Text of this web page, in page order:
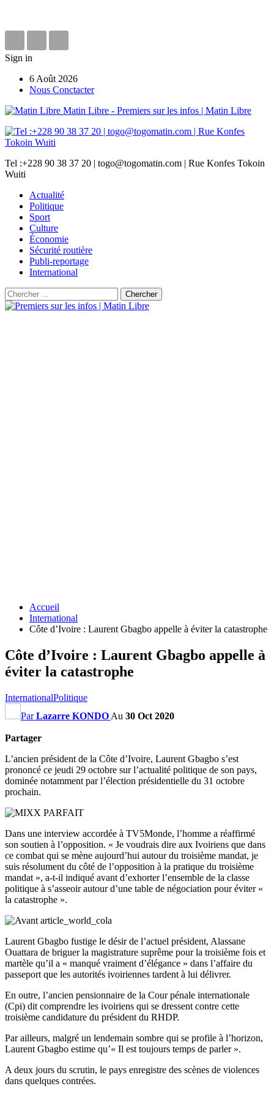
Sign in
6 Août 2026
Nous Conctacter
Matin Libre - Premiers sur les infos | Matin Libre
Tel :+228 90 38 37 20 | togo@togomatin.com | Rue Konfes Tokoin
Wuiti
Actualité
Politique
Sport
Culture
Économie
Sécurité routière
Publi-reportage
International
Accueil
International
Côte d’Ivoire : Laurent Gbagbo appelle à éviter la catastrophe
Côte d’Ivoire : Laurent Gbagbo appelle à
éviter la catastrophe
InternationalPolitique
ParLazarre KONDO Au 30 Oct 2020
Partager
L’ancien président de la Côte d’Ivoire, Laurent Gbagbo s’est
prononcé ce jeudi 29 octobre sur l’actualité politique de son pays,
dominée notamment par l’élection présidentielle du 31 octobre
prochain.
Dans une interview accordée à TV5Monde, l’homme a réaffirmé
son soutien à l’opposition. « Je voudrais dire aux Ivoiriens que dans
ce combat qui se mène aujourd’hui autour du troisième mandat, je
suis résolument du côté de l’opposition à la pratique du troisième
mandat », a-t-il indiqué avant d’exhorter l’ensemble de la classe
politique à s’asseoir autour d’une table de négociation pour éviter «
la catastrophe ».
Laurent Gbagbo fustige le désir de l’actuel président, Alassane
Ouattara de briguer la magistrature suprême pour la troisième fois et
martèle qu’il a « manqué vraiment d’élégance » dans l’affaire du
passeport que les autorités ivoiriennes tardent à lui délivrer.
En outre, l’ancien pensionnaire de la Cour pénale internationale
(Cpi) dit comprendre les ivoiriens qui se dressent contre cette
troisième candidature du président du RHDP.
Par ailleurs, malgré un lendemain sombre qui se profile à l’horizon,
Laurent Gbagbo estime qu’« Il est toujours temps de parler ».
A deux jours du scrutin, le pays enregistre des scènes de violences
dans quelques contrées.